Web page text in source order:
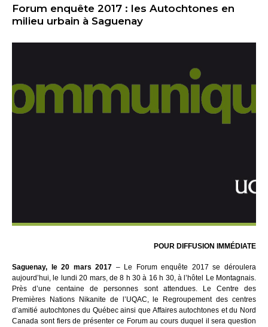
Forum enquête 2017 : les Autochtones en
milieu urbain à Saguenay
POUR DIFFUSION IMMÉDIATE
Saguenay, le 20 mars 2017 – Le Forum enquête 2017 se déroulera
aujourd’hui, le lundi 20 mars, de 8 h 30 à 16 h 30, à l’hôtel Le Montagnais.
Près d’une centaine de personnes sont attendues. Le Centre des
Premières Nations Nikanite de l’UQAC, le Regroupement des centres
d’amitié autochtones du Québec ainsi que Affaires autochtones et du Nord
Canada sont fiers de présenter ce Forum au cours duquel il sera question